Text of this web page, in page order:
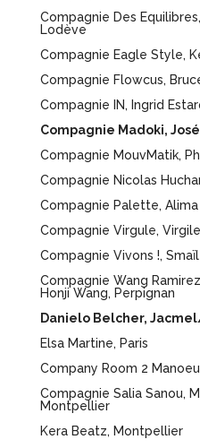
Compagnie Des
Lodève
Compagnie Eagle Style,
Compagnie Flowcus,
Compagnie IN, Ingrid
Compagnie Madoki,
Compagnie MouvMatik,
Compagnie Nicolas
Compagnie Palette, Alima
Compagnie Virgule,
Compagnie Vivons !,
Compagnie Wang
Honji Wang, Perpignan
Danielo Belcher,
Elsa Martine, Paris
Company Room 2
Compagnie Salia Sanou,
Montpellier
Kera Beatz, Montpellier